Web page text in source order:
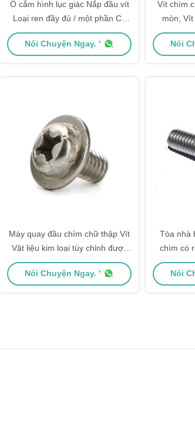
Ổ cắm hình lục giác Nắp đầu vít
Loại ren đầy đủ / một phần Có
sẵn
Nói Chuyện Ngay. '
Vít chìm
mòn,
Nói
Máy quay đầu chìm chữ thập Vít
Vật liệu kim loại tùy chỉnh được
thực hiện
Nói Chuyện Ngay. '
Tòa nhà
chìm có
Nói